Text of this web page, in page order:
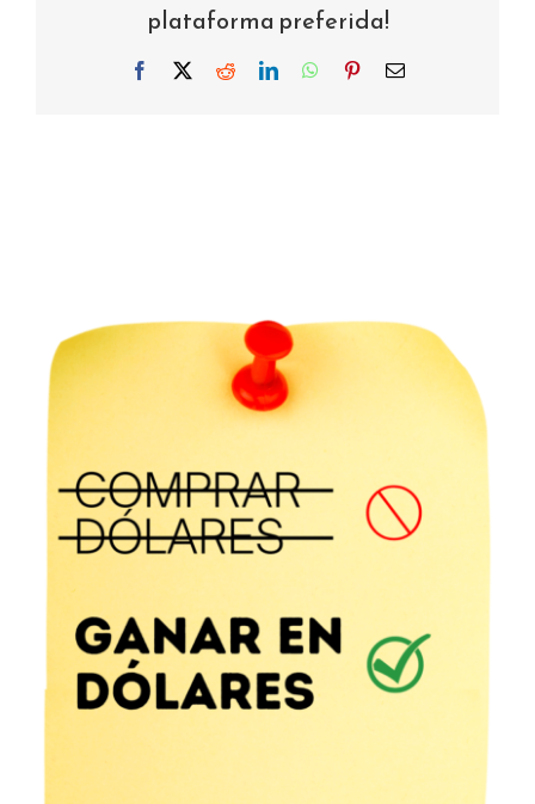
plataforma preferida!
Facebook RedditLinkedInWhatsApp
PinterestCorreo